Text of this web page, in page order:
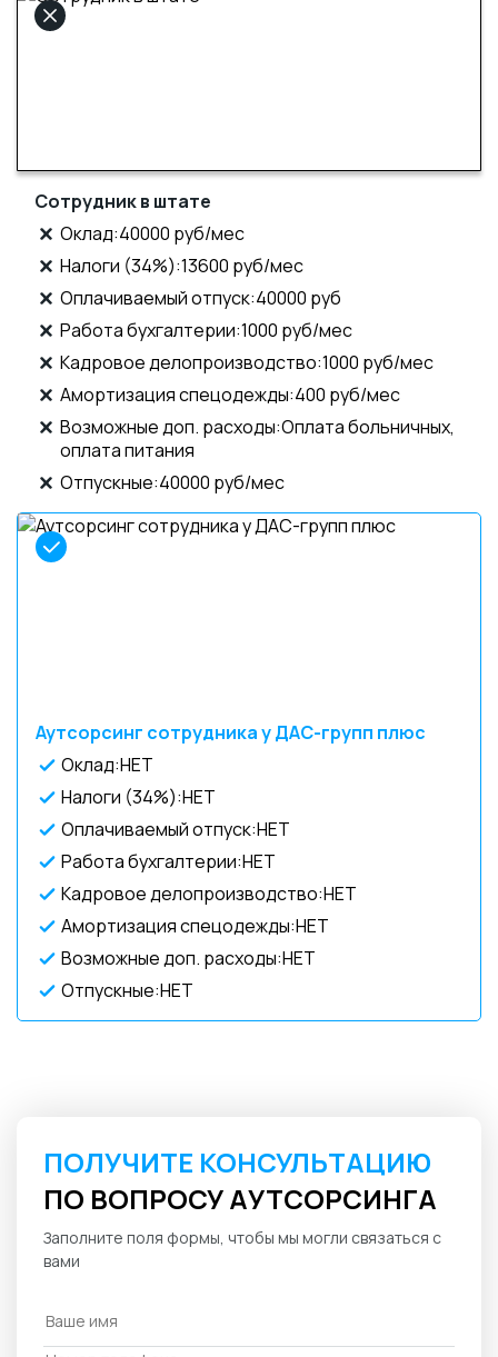
Сотрудник в штате
Оклад:40000 руб/мес
Налоги (34%):13600 руб/мес
Оплачиваемый отпуск:40000 руб
Работа бухгалтерии:1000 руб/мес
Кадровое делопроизводство:1000 руб/мес
Амортизация спецодежды:400 руб/мес
Возможные доп. расходы:Оплата больничных,
оплата питания
Отпускные:40000 руб/мес
Аутсорсинг сотрудника у ДАС-групп плюс
Оклад:НЕТ
Налоги (34%):НЕТ
Оплачиваемый отпуск:НЕТ
Работа бухгалтерии:НЕТ
Кадровое делопроизводство:НЕТ
Амортизация спецодежды:НЕТ
Возможные доп. расходы:НЕТ
Отпускные:НЕТ
ПОЛУЧИТЕ КОНСУЛЬТАЦИЮ
ПО ВОПРОСУ АУТСОРСИНГА
Заполните поля формы, чтобы мы могли связаться с
вами